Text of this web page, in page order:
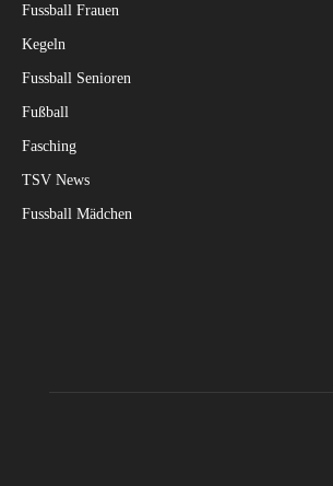
Fussball Frauen
Kegeln
Fussball Senioren
Fußball
Fasching
TSV News
Fussball Mädchen